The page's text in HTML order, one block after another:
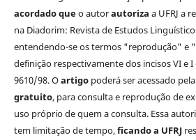
acordado queo autorautoriza a UFRJ a
na Diadorim: Revista de Estudos
entendendo-se os termos "reprodução" e
definição respectivamente dos incisos VI e
9610/98. Oartigopoderá ser acessado
gratuito, para consulta e reprodução de
uso próprio de quem a consulta. Essa
tem limitação de tempo,ficando a UFRJ